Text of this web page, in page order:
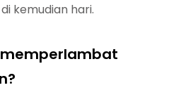
kemudian hari.